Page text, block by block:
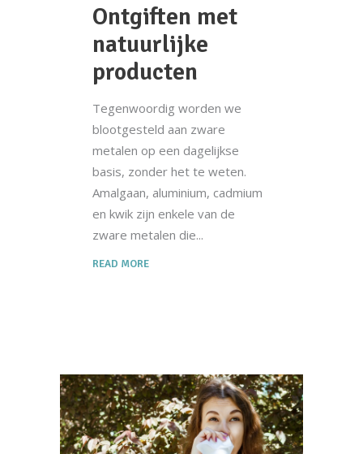
Ontgiften met
natuurlijke
producten
Tegenwoordig worden we
blootgesteld aan zware
metalen op een dagelijkse
basis, zonder het te weten.
Amalgaan, aluminium, cadmium
en kwik zijn enkele van de
zware metalen die
READ MORE